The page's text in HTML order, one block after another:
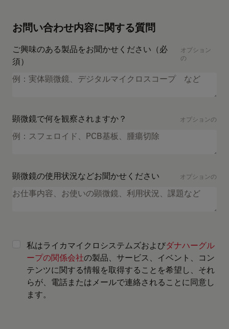
お問い合わせ内容に関する質問
ご興味のある製品をお聞かせください（必
須）
オプション
の
顕微鏡で何を観察されますか？ オプションの
顕微鏡の使用状況などお聞かせください オプションの
私はライカマイクロシステムズおよびダナハーグル
ープの関係会社の製品、サービス、イベント、コン
テンツに関する情報を取得することを希望し、それ
らが、電話またはメールで連絡されることに同意し
ます。